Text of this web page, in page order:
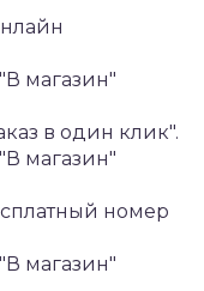
магазин"
в один клик".
магазин"
номер
магазин"